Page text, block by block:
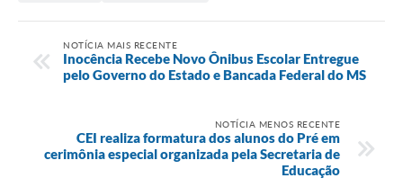
NOTÍCIA MAIS RECENTE
Inocência Recebe Novo Ônibus Escolar Entregue
pelo Governo do Estado e Bancada Federal do MS
NOTÍCIA MENOS RECENTE
CEI realiza formatura dos alunos do Pré em
cerimônia especial organizada pela Secretaria de
Educação